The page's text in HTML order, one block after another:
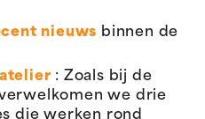
nieuws binnen de
: Zoals bij de
we drie
die werken rond